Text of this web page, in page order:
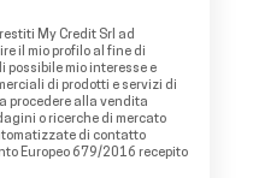
My Credit Srl ad
il mio profilo al fine di
possibile mio interesse e
di prodotti e servizi di
procedere alla vendita
o ricerche di mercato
di contatto
Europeo 679/2016 recepito